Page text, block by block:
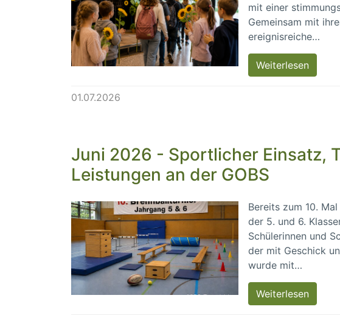
mit einer
Gemeinsam mit
ereignisreiche…
Weiterlesen
01.07.2026
Juni 2026 - Sportlicher Einsatz,
Leistungen an der GOBS
Bereits zum 10.
der 5. und 6.
Schülerinnen und
der mit Geschick
wurde mit…
Weiterlesen